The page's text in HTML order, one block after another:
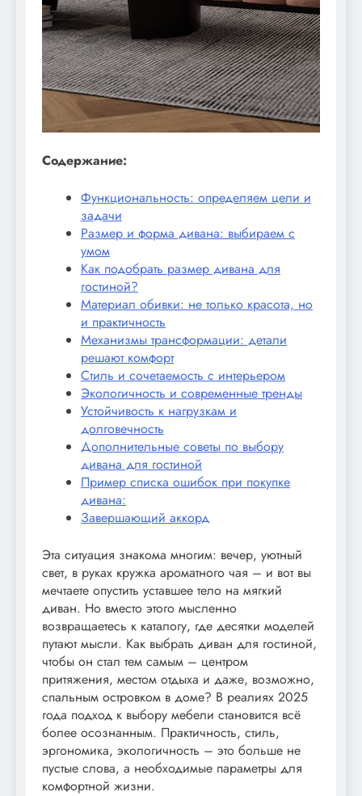
Содержание:
Функциональность: определяем цели и
задачи
Размер и форма дивана: выбираем с
умом
Как подобрать размер дивана для
гостиной?
Материал обивки: не только красота, но
и практичность
Механизмы трансформации: детали
решают комфорт
Стиль и сочетаемость с интерьером
Экологичность и современные тренды
Устойчивость к нагрузкам и
долговечность
Дополнительные советы по выбору
дивана для гостиной
Пример списка ошибок при покупке
дивана:
Завершающий аккорд
Эта ситуация знакома многим: вечер, уютный
свет, в руках кружка ароматного чая – и вот вы
мечтаете опустить уставшее тело на мягкий
диван. Но вместо этого мысленно
возвращаетесь к каталогу, где десятки моделей
путают мысли. Как выбрать диван для гостиной,
чтобы он стал тем самым – центром
притяжения, местом отдыха и даже, возможно,
спальным островком в доме? В реалиях 2025
года подход к выбору мебели становится всё
более осознанным. Практичность, стиль,
эргономика, экологичность – это больше не
пустые слова, а необходимые параметры для
комфортной жизни.